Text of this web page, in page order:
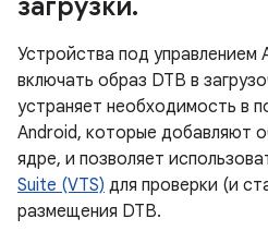
загрузки.
Устройства под управлением
включать образ DTB в
устраняет необходимость в
Android, которые добавляют
ядре, и позволяет
Suite (VTS) для проверки (и
размещения DTB.